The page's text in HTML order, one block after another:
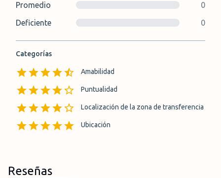
Promedio
0
Deficiente
0
Categorías
Amabilidad
Puntualidad
Localización de la zona de transferencia
Ubicación
Reseñas